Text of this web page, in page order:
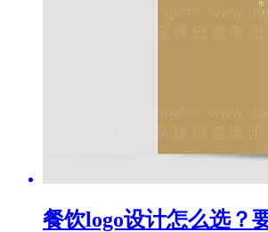
餐饮logo设计怎么选？